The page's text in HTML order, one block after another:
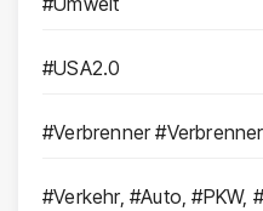
#USA2.0
#Verbrenner
#Verkehr, #Auto, #PKW,